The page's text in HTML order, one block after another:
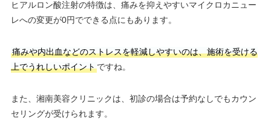
ヒアルロン酸注射の特徴は、痛みを抑えやすいマイクロカニュー
レへの変更が0円でできる点にもあります。
痛みや内出血などのストレスを軽減しやすいのは、施術を受ける
上でうれしいポイントですね。
また、湘南美容クリニックは、初診の場合は予約なしでもカウン
セリングが受けられます。